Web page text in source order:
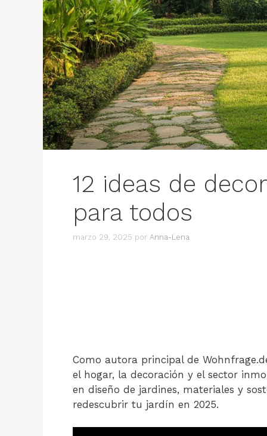
12 ideas de
para todos
marzo 29, 2025 por Anna-Lena
Como autora principal de
el hogar, la decoración y el sector
en diseño de jardines, materiales y
redescubrir tu jardín en 2025.